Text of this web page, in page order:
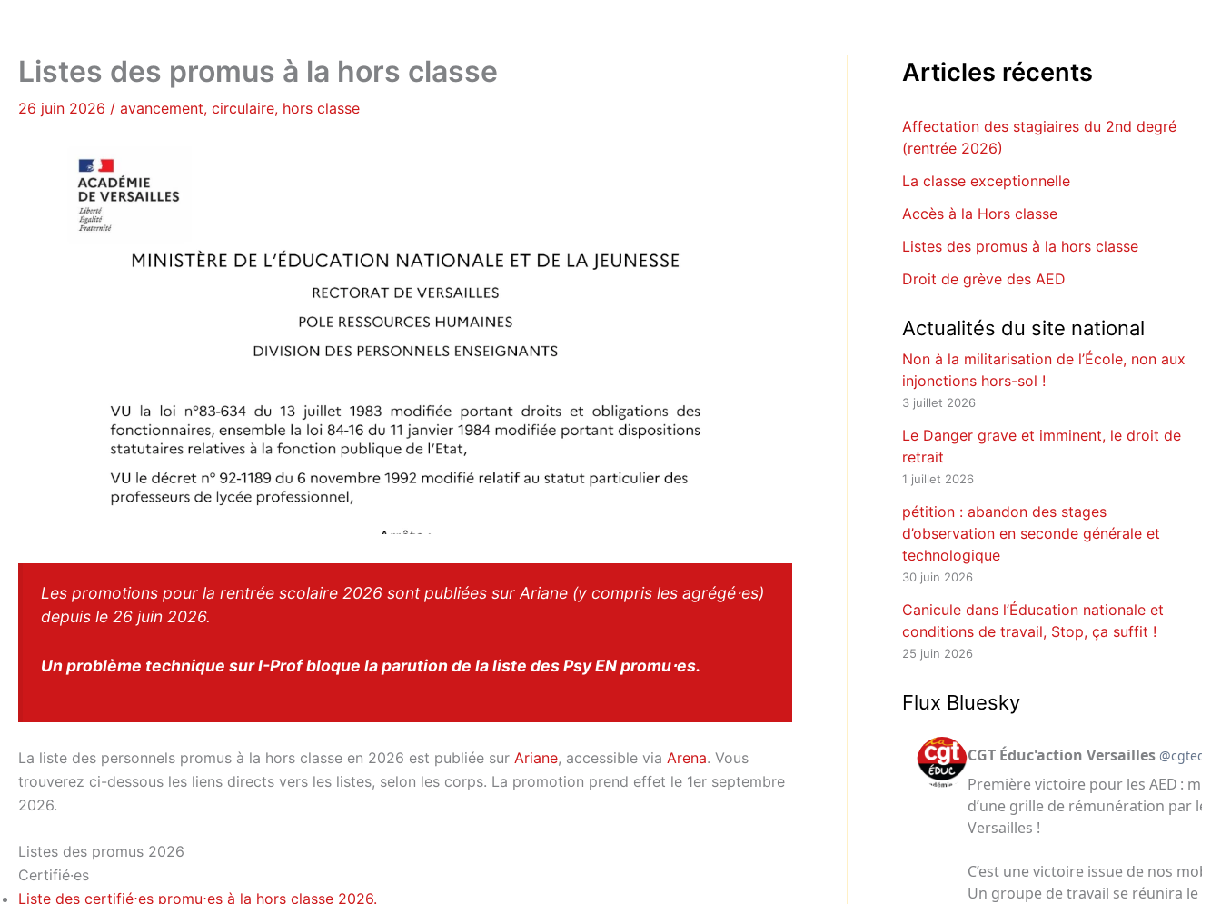
Listes des promus à la hors classe
26 juin 2026 / avancement, circulaire, hors classe
Les promotions pour la rentrée scolaire 2026 sont publiées sur Ariane (y compris les agrégé⋅es)
depuis le 26 juin 2026.
Un problème technique sur I-Prof bloque la parution de la liste des Psy EN promu⋅es.
La liste des personnels promus à la hors classe en 2026 est publiée sur Ariane, accessible via Arena. Vous
trouverez ci-dessous les liens directs vers les listes, selon les corps. La promotion prend effet le 1er septembre
2026.
Listes des promus 2026
Certifié·es
Liste des certifié⋅es promu⋅es à la hors classe 2026.
Articles récents
Affectation des stagiaires du 2nd degré
(rentrée 2026)
La classe exceptionnelle
Accès à la Hors classe
Listes des promus à la hors classe
Droit de grève des AED
Actualités du site national
Non à la militarisation de l’École, non aux
injonctions hors-sol !
3 juillet 2026
Le Danger grave et imminent, le droit de
retrait
1 juillet 2026
pétition : abandon des stages
d’observation en seconde générale et
technologique
30 juin 2026
Canicule dans l’Éducation nationale et
conditions de travail, Stop, ça suffit !
25 juin 2026
Flux Bluesky